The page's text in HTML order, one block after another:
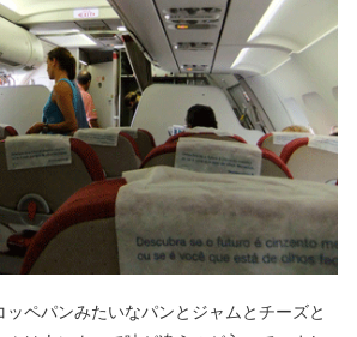
ペパンみたいなパンとジャムとチーズと